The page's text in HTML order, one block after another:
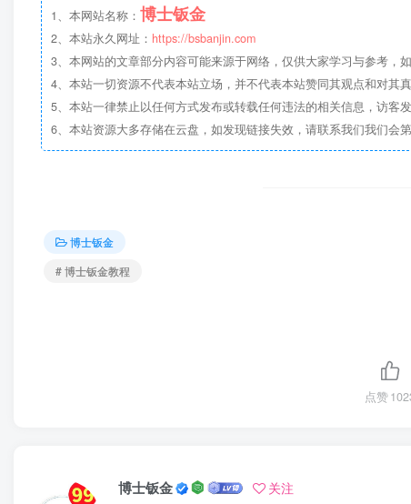
1、本网站名称： 博士钣金
2、本站永久网址： https://bsbanjin.com
3、本网站的文章部分内容可能来源于网络，仅供大家学习与参考，
4、本站一切资源不代表本站立场，并不代表本站赞同其观点和对其真
5、本站一律禁止以任何方式发布或转载任何违法的相关信息，访客
6、本站资源大多存储在云盘，如发现链接失效，请联系我们我们会第
博士钣金
# 博士钣金教程
点赞
博士钣金 关注